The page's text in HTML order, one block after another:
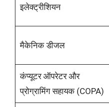
इलेक्ट्रीशियन
मैकेनिक डीजल
कंप्यूटर ऑपरेटर और
प्रोग्रामिंग सहायक (COPA)